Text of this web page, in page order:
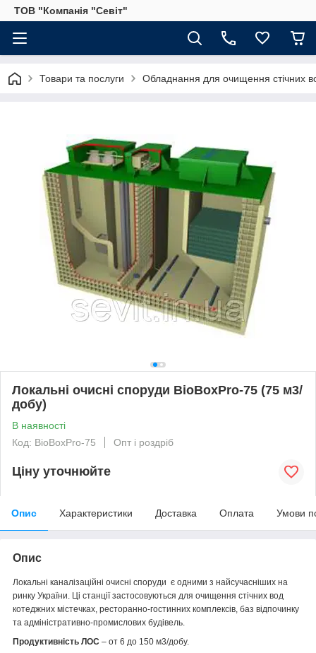
ТОВ "Компанія "Севіт"
Товари та послуги Обладнання для очищення стічних
Локальні очисні споруди BioBoxPro-75 (75 м3/
добу)
В наявності
Код: BioBoxPro-75
Опт і роздріб
Ціну уточнюйте
Опис Характеристики Доставка Оплата Умови
Опис
Локальні каналізаційні очисні споруди є одними з найсучасніших на
ринку України. Ці станції застосовуються для очищення стічних вод
котеджних містечках, ресторанно-гостинних комплексів, баз відпочинку
та адміністративно-промислових будівель.
Продуктивність ЛОС – от 6 до 150 м3/добу.